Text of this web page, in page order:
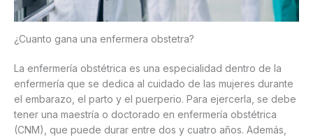
¿Cuanto gana una enfermera obstetra?
La enfermería obstétrica es una especialidad dentro de la
enfermería que se dedica al cuidado de las mujeres durante
el embarazo, el parto y el puerperio. Para ejercerla, se debe
tener una maestría o doctorado en enfermería obstétrica
(CNM), que puede durar entre dos y cuatro años. Además,